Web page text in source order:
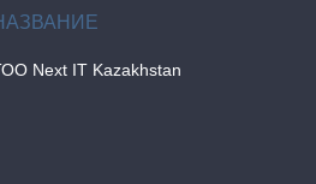
Next IT Kazakhstan